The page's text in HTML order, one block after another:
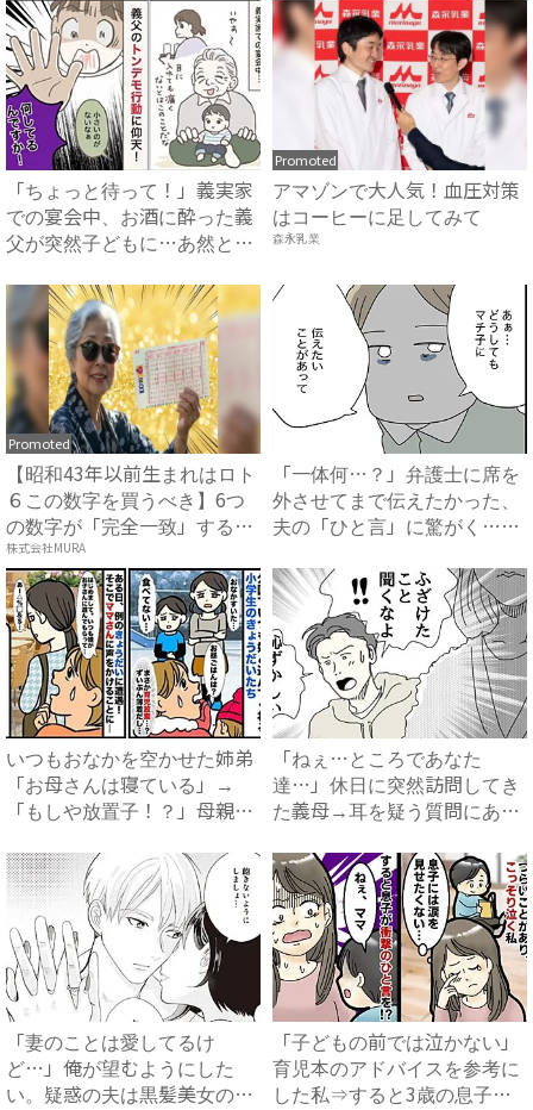
「ちょっと待って！」義実家
での宴会中、お酒に酔った義
父が突然子どもに…あ然とし
Promoted
アマゾンで大人気！血圧対策
はコーヒーに足してみて
森永乳業
Promoted
【昭和43年以前生まれはロト
６この数字を買うべき】6つ
の数字が「完全一致」する
方...
株式会社MURA
「一体何…？」弁護士に席を
外させてまで伝えたかった、
夫の「ひと言」に驚がく…
いつもおなかを空かせた姉弟
「お母さんは寝ている」→
「もしや放置子！？」母親ら
「ねぇ…ところであなた
達…」休日に突然訪問してき
た義母→耳を疑う質問にあ
「妻のことは愛してるけ
ど…」俺が望むようにした
い。疑惑の夫は黒髪美女の言
「子どもの前では泣かない」
育児本のアドバイスを参考に
した私⇒すると3歳の息子が